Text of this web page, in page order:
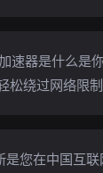
速器是什么是
松绕过网络限
是您在中国互